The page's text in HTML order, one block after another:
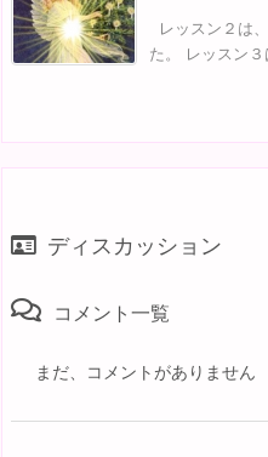
レッスン２は
た。 レッスン
ディスカッション
コメント一覧
まだ、コメントがありません